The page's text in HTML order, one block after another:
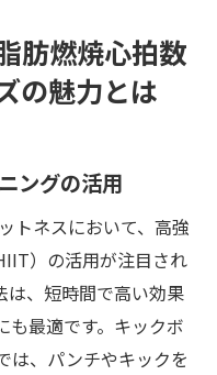
肪燃焼心拍数
の魅力とは
ングの活用
トネスにおいて、高強
）の活用が注目され
は、短時間で高い効果
も最適です。キックボ
は、パンチやキックを